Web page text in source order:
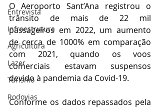
Entrevista
Infraestrutura
Agricultura
Lazer
Turismo
Rodovias
O Aeroporto Sant’Ana registrou o
trânsito de mais de 22 mil
passageiros em 2022, um aumento
de cerca de 1000% em comparação
com 2021, quando os voos
comerciais estavam suspensos
devido à pandemia da Covid-19.
Conforme os dados repassados pela